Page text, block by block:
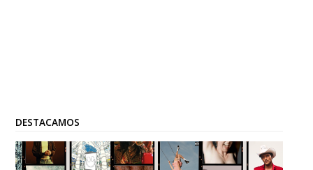
DESTACAMOS